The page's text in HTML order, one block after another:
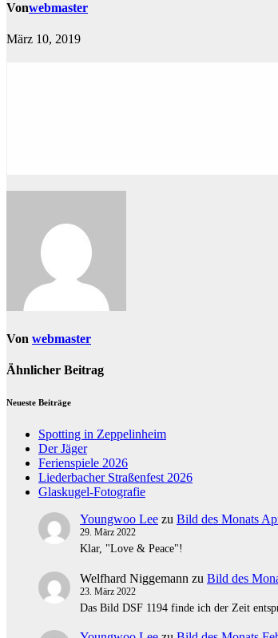
Vonwebmaster
März 10, 2019
Von webmaster
Ähnlicher Beitrag
Neueste Beiträge
Spotting in Zeppelinheim
Der Jäger
Ferienspiele 2026
Liederbacher Straßenfest 2026
Glaskugel-Fotografie
Youngwoo Lee zu Bild des Monats
29. März 2022
Klar, "Love & Peace"!
Welfhard Niggemann zu Bild des
23. März 2022
Das Bild DSF 1194 finde ich der Zeit